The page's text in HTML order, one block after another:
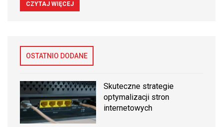
CZYTAJ WIĘCEJ
OSTATNIO DODANE
Skuteczne strategie
optymalizacji stron
internetowych